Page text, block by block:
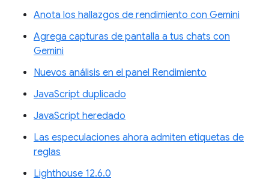
Anota los hallazgos de rendimiento con Gemini
Agrega capturas de pantalla a tus chats con
Gemini
Nuevos análisis en el panel Rendimiento
JavaScript duplicado
JavaScript heredado
Las especulaciones ahora admiten etiquetas de
reglas
Lighthouse 12.6.0